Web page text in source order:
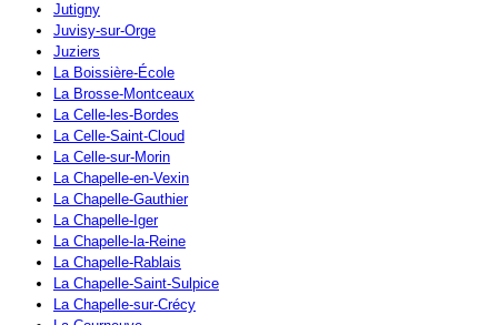
Jutigny
Juvisy-sur-Orge
Juziers
La Boissière-École
La Brosse-Montceaux
La Celle-les-Bordes
La Celle-Saint-Cloud
La Celle-sur-Morin
La Chapelle-en-Vexin
La Chapelle-Gauthier
La Chapelle-Iger
La Chapelle-la-Reine
La Chapelle-Rablais
La Chapelle-Saint-Sulpice
La Chapelle-sur-Crécy